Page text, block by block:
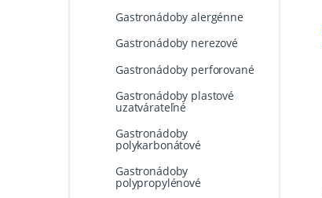
Gastronádoby alergénne
Gastronádoby nerezové
Gastronádoby perforované
Gastronádoby plastové
uzatvárateľné
Gastronádoby
polykarbonátové
Gastronádoby
polypropylénové